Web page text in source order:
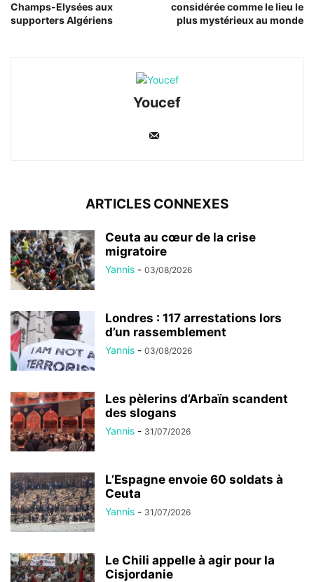
Champs-Elysées aux
supporters Algériens
considérée comme le lieu le
plus mystérieux au monde
Youcef
ARTICLES CONNEXES
Ceuta au cœur de la crise
migratoire
Yannis - 03/08/2026
Londres : 117 arrestations lors
d’un rassemblement
Yannis - 03/08/2026
Les pèlerins d’Arbaïn scandent
des slogans
Yannis - 31/07/2026
L’Espagne envoie 60 soldats à
Ceuta
Yannis - 31/07/2026
Le Chili appelle à agir pour la
Cisjordanie